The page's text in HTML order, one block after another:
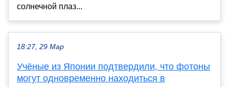
солнечной плаз...
18:27, 29 Мар
Учёные из Японии подтвердили, что фотоны
могут одновременно находиться в